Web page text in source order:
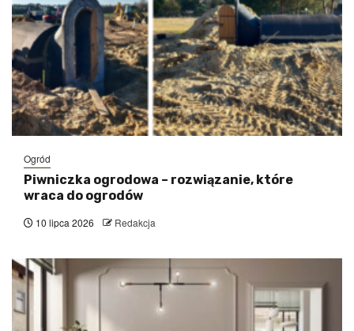
Ogród
Piwniczka ogrodowa – rozwiązanie, które
wraca do ogrodów
10 lipca 2026 Redakcja